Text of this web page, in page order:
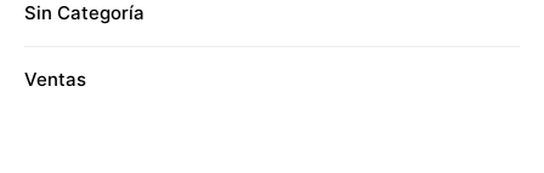
Sin Categoría
Ventas